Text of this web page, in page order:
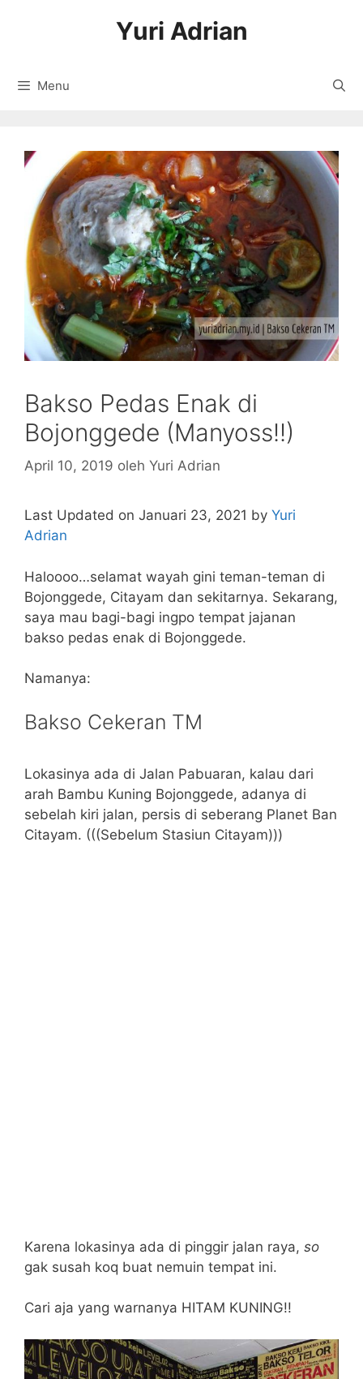
Yuri Adrian
Menu
Bakso Pedas Enak di
Bojonggede (Manyoss!!)
April 10, 2019 oleh Yuri Adrian
Last Updated on Januari 23, 2021 by Yuri
Adrian
Haloooo…selamat wayah gini teman-teman di
Bojonggede, Citayam dan sekitarnya. Sekarang,
saya mau bagi-bagi ingpo tempat jajanan
bakso pedas enak di Bojonggede.
Namanya:
Bakso Cekeran TM
Lokasinya ada di Jalan Pabuaran, kalau dari
arah Bambu Kuning Bojonggede, adanya di
sebelah kiri jalan, persis di seberang Planet Ban
Citayam. (((Sebelum Stasiun Citayam)))
Karena lokasinya ada di pinggir jalan raya, so
gak susah koq buat nemuin tempat ini.
Cari aja yang warnanya HITAM KUNING!!